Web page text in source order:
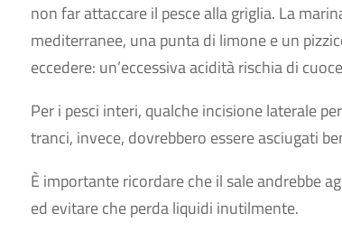
non far attaccare il pesce alla griglia. La
mediterranee, una punta di limone e un
eccedere: un’eccessiva acidità rischia di
Per i pesci interi, qualche incisione laterale
tranci, invece, dovrebbero essere asciugati
È importante ricordare che il sale andrebbe
ed evitare che perda liquidi inutilmente.